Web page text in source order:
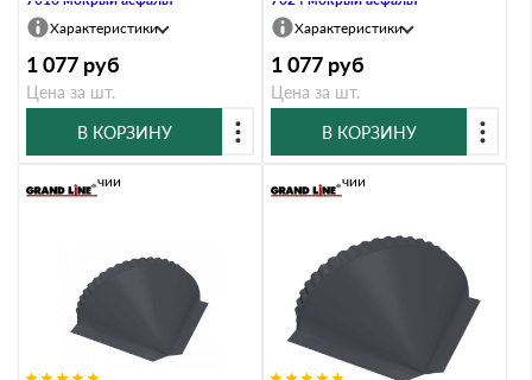
Характеристики
1 077 руб
Цена за шт.
В КОРЗИНУ
Характеристики
1 077 руб
Цена за шт.
В КОРЗИНУ
В наличии В наличии